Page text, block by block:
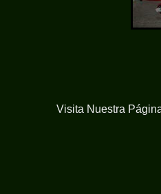
Visita Nuestra